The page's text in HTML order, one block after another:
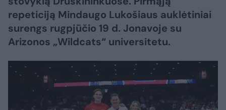
repeticiją Mindaugo Lukošiaus auklėtiniai
surengs rugpjūčio 19 d. Jonavoje su
Arizonos „Wildcats“ universitetu.